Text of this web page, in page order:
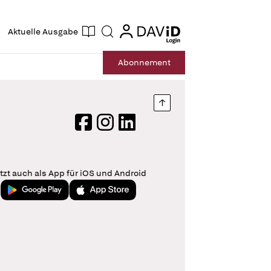
Aktuelle Ausgabe Suche login
login
Abonnement
Nach oben springen
FacebookInstagram
LinkedIn
auch als App für iOS und Android
Jetzt bei Google PlayLaden im App Store